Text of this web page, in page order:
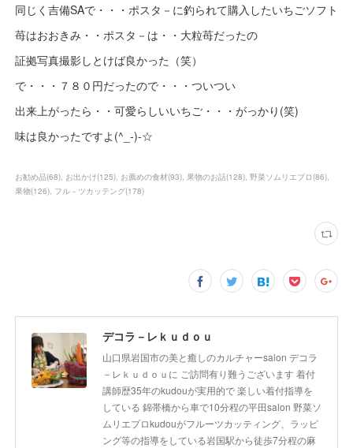
同じく吉備SAで・・・ポスタ－に釣られて購入したいちごソフト
苺はおおきみ・・ポスタ－は・・大粒苺だったの
証拠写真撮影しとけば良かった（笑）
で・・・７８０円だったので・・・ついつい
出来上がったら・・可愛らしいいちご・・・がっかり(笑)
味は良かったですよ(^_-)-☆
お勧め品(68) お出かけ(125) お薦めの食材(93) 果物のお話(128) 野菜ソムリエプロ (86)
果物(126) フル－ツカッテング(178)
デコラ－レｋｕｄｏｕ
山口県岩国市の美と癒しのカルチャーsalon デコラ
－レｋｕｄｏｕに ご訪問有り難うございます 着付
講師歴35年のkudouが実用的で 楽しい着付指導を
している 錦帯橋から車で10分程の平田salon 野菜ソ
ムリエプロkudouがフルーツカッティング、ラッピ
ング等の指導をしている岩国駅から徒歩7分程の麻